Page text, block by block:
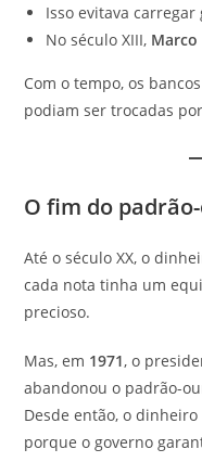
Isso evitava
No século XIII, Marco
Com o tempo, os
podiam ser trocadas
O fim do
Até o século XX, o
cada nota tinha um
precioso.
Mas, em 1971, o
abandonou o padrão-
Desde então, o
porque o governo